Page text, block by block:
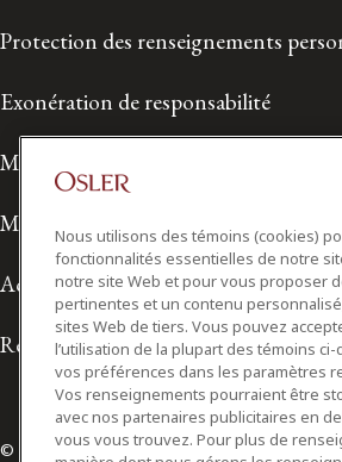
Protection des renseignements
Exonération de responsabilité
Modalités de prestation de services
Modalités d'utilisation
Accessibilité
Relations avec les médias
© 2026 Osler, Hoskin & Harcourt S.E.N.C.R.L./
Nous utilisons des témoins (cookies)
fonctionnalités essentielles de notre
notre site Web et pour vous proposer
pertinentes et un contenu
sites Web de tiers. Vous pouvez
l’utilisation de la plupart des témoins
vos préférences dans les paramètres
Vos renseignements pourraient être
avec nos partenaires publicitaires en
vous vous trouvez. Pour plus de